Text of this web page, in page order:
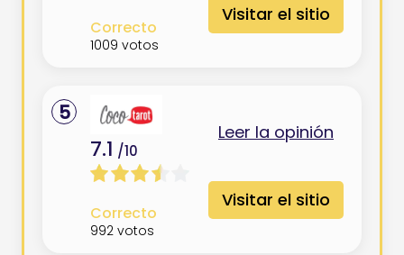
Correcto
1009 votos
Visitar el sitio
5
7.1 /10
Correcto
992 votos
Leer la opinión
Visitar el sitio
Videncia: que no le engañen